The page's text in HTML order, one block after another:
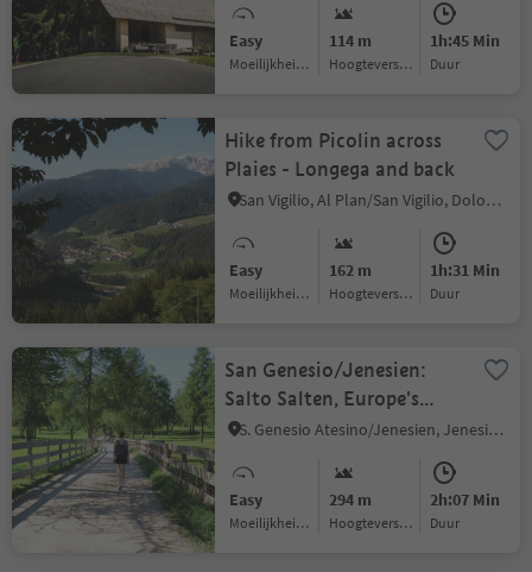
Easy
Moeilijkheidsgraad
114 m
Hoogteverschil
1h:45 Min
Duur
Hike from Picolin across
Plaies - Longega and back
San Vigilio, Al Plan/San Vigilio, Dolomites Region Kronplatz/Plan de Corones
Easy
Moeilijkheidsgraad
162 m
Hoogteverschil
1h:31 Min
Duur
San Genesio/Jenesien:
Salto Salten, Europe's
largest larch tree high
S. Genesio Atesino/Jenesien, Jenesien/San Genesio Atesino, Bolzano/Bozen and environs
Easy
Moeilijkheidsgraad
294 m
Hoogteverschil
2h:07 Min
Duur